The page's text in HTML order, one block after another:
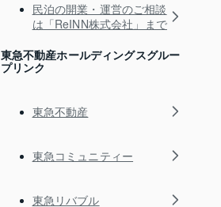
民泊の開業・運営のご相談
は「ReINN株式会社」まで
東急不動産ホールディングスグルー
プリンク
東急不動産
東急コミュニティー
東急リバブル